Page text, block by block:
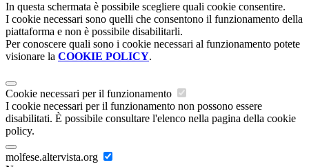
In questa schermata è possibile scegliere quali cookie consentire.
I cookie necessari sono quelli che consentono il funzionamento della
piattaforma e non è possibile disabilitarli.
Per conoscere quali sono i cookie necessari al funzionamento potete
visionare la COOKIE POLICY.
Cookie necessari per il funzionamento
I cookie necessari per il funzionamento non possono essere
disabilitati. È possibile consultare l'elenco nella pagina della cookie
policy.
molfese.altervista.org